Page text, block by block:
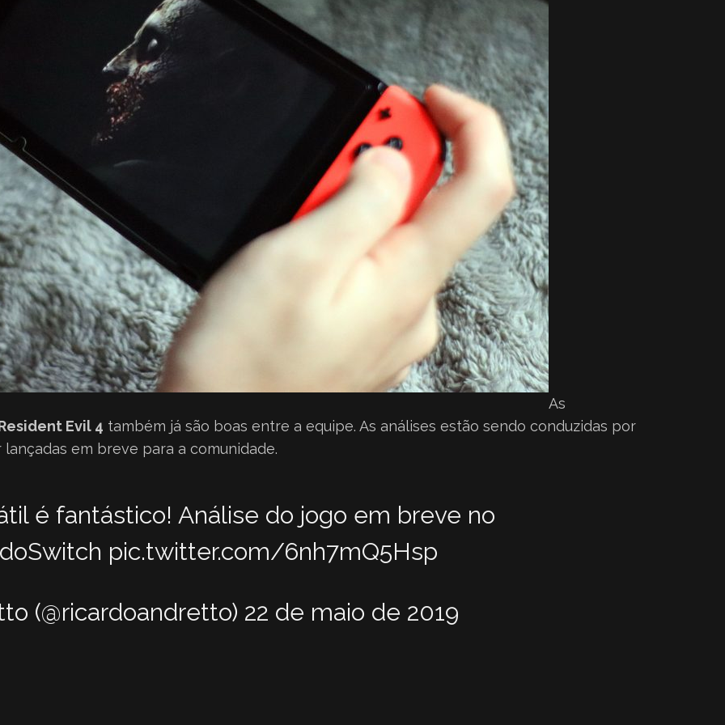
As
Evil 4 também já são boas entre a equipe. As análises estão sendo conduzidas por
em breve para a comunidade.
é fantástico! Análise do jogo em breve no
pic.twitter.com/6nh7mQ5Hsp
(@ricardoandretto) 22 de maio de 2019